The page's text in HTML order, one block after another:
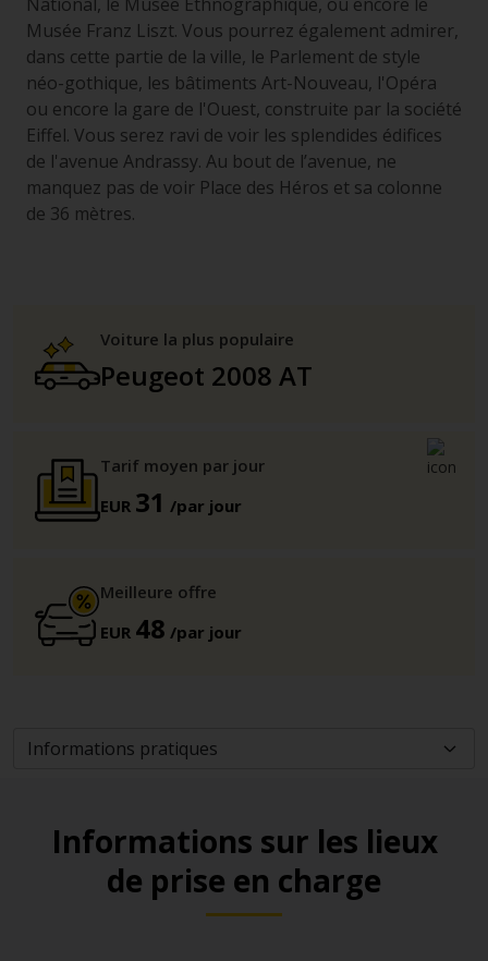
Musée Franz Liszt. Vous pourrez également admirer,
dans cette partie de la ville, le Parlement de style
néo-gothique, les bâtiments Art-Nouveau, l'Opéra
ou encore la gare de l'Ouest, construite par la société
Eiffel. Vous serez ravi de voir les splendides édifices
de l'avenue Andrassy. Au bout de l’avenue, ne
manquez pas de voir Place des Héros et sa colonne
de 36 mètres.
Voiture la plus populaire
Peugeot 2008 AT
Tarif moyen par jour
EUR 31 /par jour
Meilleure offre
EUR 48 /par jour
Informations sur les lieux
de prise en charge